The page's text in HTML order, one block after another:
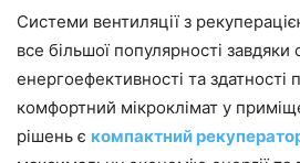
Системи вентиляції з
все більшої популярності завдяки
енергоефективності та здатності
комфортний мікроклімат у
рішень є компактний